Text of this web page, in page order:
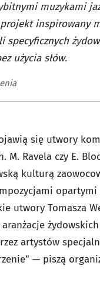
muzykami
inspirowany
specyficznych
użycia słów.
się utwory
M. Ravela czy E.
kulturą
opartymi
utwory Tomasza
artystów
— piszą